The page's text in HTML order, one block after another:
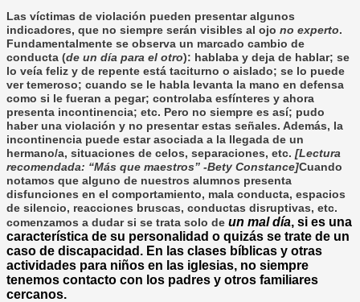
Las víctimas de violación pueden presentar algunos
indicadores, que no siempre serán visibles al ojo no experto.
Fundamentalmente se observa un marcado cambio de
conducta (de un día para el otro): hablaba y deja de hablar; se
lo veía feliz y de repente está taciturno o aislado; se lo puede
ver temeroso; cuando se le habla levanta la mano en defensa
como si le fueran a pegar; controlaba esfínteres y ahora
presenta incontinencia; etc. Pero no siempre es así; pudo
haber una violación y no presentar estas señales. Además, la
incontinencia puede estar asociada a la llegada de un
hermano/a, situaciones de celos, separaciones, etc. [Lectura
recomendada: “Más que maestros” -Bety Constance]Cuando
notamos que alguno de nuestros alumnos presenta
disfunciones en el comportamiento, mala conducta, espacios
de silencio, reacciones bruscas, conductas disruptivas, etc.
comenzamos a dudar si se trata solo de un mal día, si es una
característica de su personalidad o quizás se trate de un
caso de discapacidad. En las clases bíblicas y otras
actividades para niños en las iglesias, no siempre
tenemos contacto con los padres y otros familiares
cercanos.